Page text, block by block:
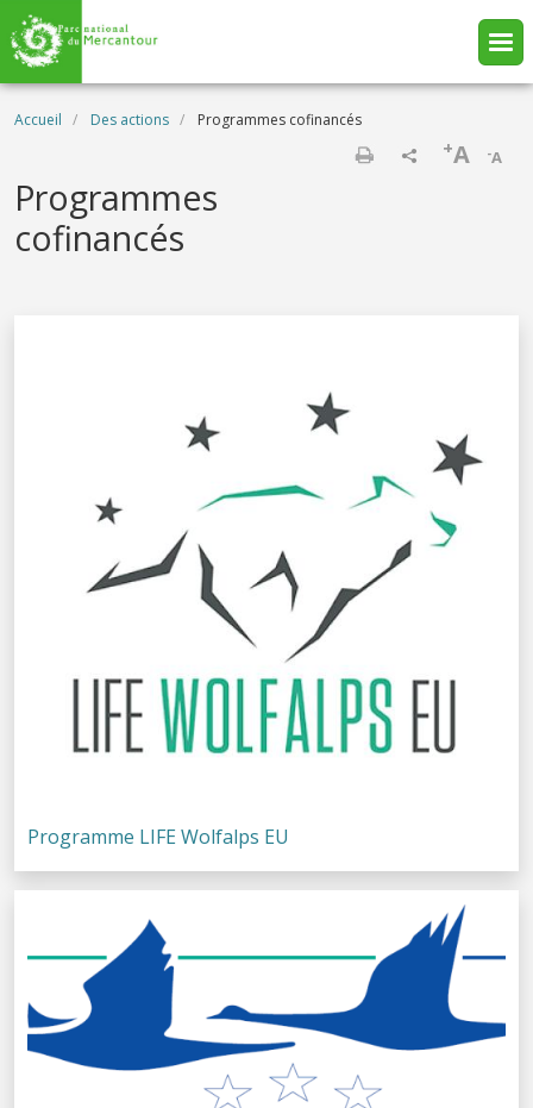
Aller au contenu principal
Fil d'Ariane
Accueil Des actions Programmes cofinancés
-A
+A
Programmes
cofinancés
Programme LIFE Wolfalps EU